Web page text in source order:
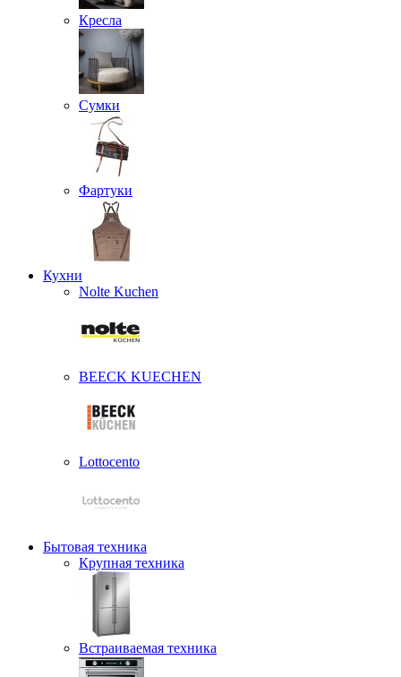
Кресла
Сумки
Фартуки
Кухни
Nolte Kuchen
BEECK KUECHEN
Lottocento
Бытовая техника
Крупная техника
Встраиваемая техника